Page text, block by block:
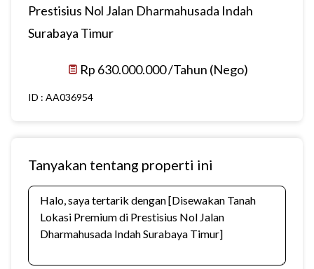
Prestisius Nol Jalan Dharmahusada Indah
Surabaya Timur
Rp 630.000.000 /Tahun (Nego)
ID : AA036954
Tanyakan tentang properti ini